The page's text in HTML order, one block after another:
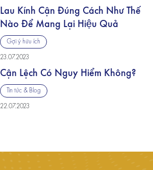
Lau Kính Cận Đúng Cách Như Thế
Nào Để Mang Lại Hiệu Quả
Gợi ý hữu ích
23.07.2023
Cận Lệch Có Nguy Hiểm Không?
Tin tức & Blog
22.07.2023